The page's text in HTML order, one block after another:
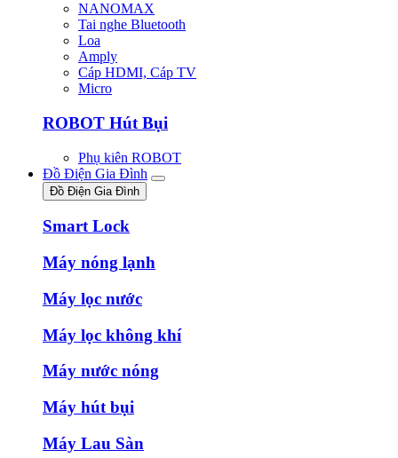
NANOMAX
Tai nghe Bluetooth
Loa
Amply
Cáp HDMI, Cáp TV
Micro
ROBOT Hút Bụi
Phụ kiên ROBOT
Đồ Điện Gia Đình
Đồ Điện Gia Đình
Smart Lock
Máy nóng lạnh
Máy lọc nước
Máy lọc không khí
Máy nước nóng
Máy hút bụi
Máy Lau Sàn